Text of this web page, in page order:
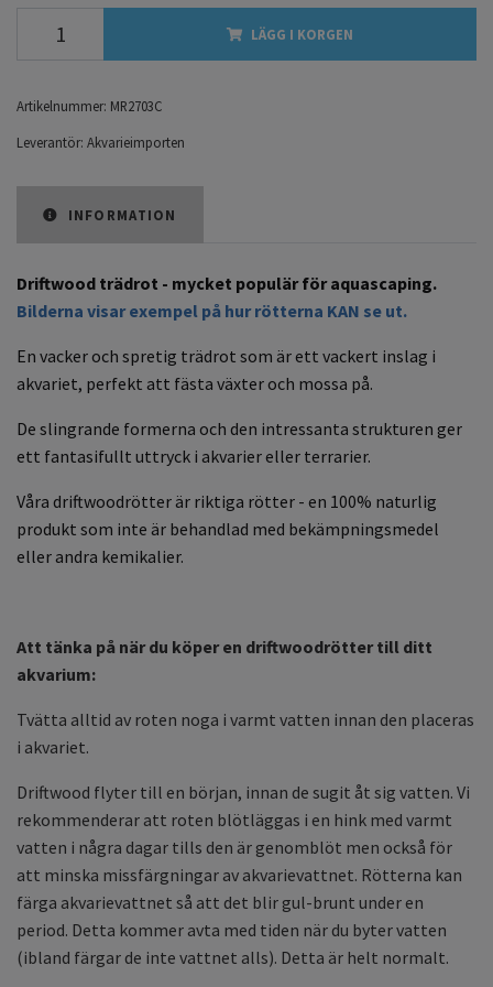
LÄGG I KORGEN
Artikelnummer: MR2703C
Leverantör: Akvarieimporten
INFORMATION
Driftwood trädrot - mycket populär för aquascaping.
Bilderna visar exempel på hur rötterna KAN se ut.
En vacker och spretig trädrot som är ett vackert inslag i
akvariet, perfekt att fästa växter och mossa på.
De slingrande formerna och den intressanta strukturen ger
ett fantasifullt uttryck i akvarier eller terrarier.
Våra driftwoodrötter är riktiga rötter - en 100% naturlig
produkt som inte är behandlad med bekämpningsmedel
eller andra kemikalier.
Att tänka på när du köper en driftwoodrötter till ditt
akvarium:
Tvätta alltid av roten noga i varmt vatten innan den placeras
i akvariet.
Driftwood flyter till en början, innan de sugit åt sig vatten. Vi
rekommenderar att roten blötläggas i en hink med varmt
vatten i några dagar tills den är genomblöt men också för
att minska missfärgningar av akvarievattnet. Rötterna kan
färga akvarievattnet så att det blir gul-brunt under en
period. Detta kommer avta med tiden när du byter vatten
(ibland färgar de inte vattnet alls). Detta är helt normalt.